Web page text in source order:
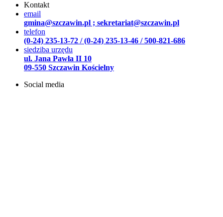
Kontakt
email
gmina@szczawin.pl ; sekretariat@szczawin.pl
telefon
(0-24) 235-13-72 / (0-24) 235-13-46 / 500-821-686
siedziba urzędu
ul. Jana Pawła II 10
09-550 Szczawin Kościelny
Social media